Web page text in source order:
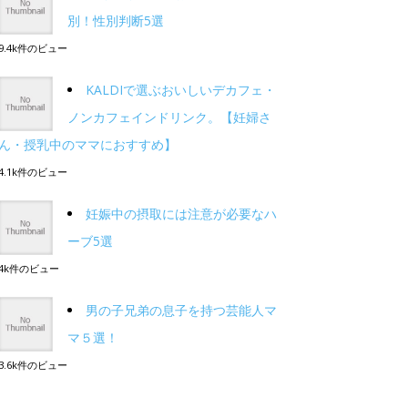
別！性別判断5選
件のビュー
KALDIで選ぶおいしいデカフェ・
ノンカフェインドリンク。【妊婦さ
・授乳中のママにおすすめ】
件のビュー
妊娠中の摂取には注意が必要なハ
ーブ5選
件のビュー
男の子兄弟の息子を持つ芸能人マ
マ５選！
件のビュー